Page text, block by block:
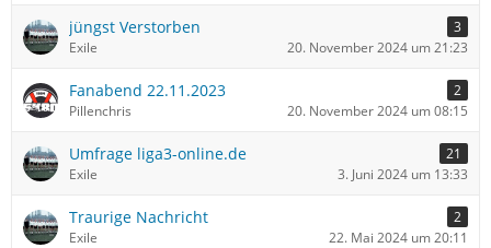
jüngst Verstorben
3
Exile
20. November 2024 um 21:23
Fanabend 22.11.2023
2
Pillenchris
20. November 2024 um 08:15
Umfrage liga3-online.de
21
Exile
3. Juni 2024 um 13:33
Traurige Nachricht
2
Exile
22. Mai 2024 um 20:11